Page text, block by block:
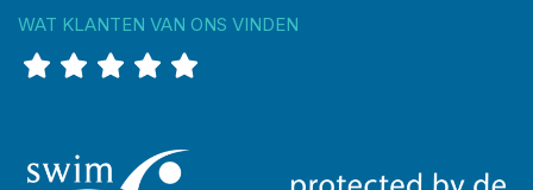
WAT KLANTEN VAN ONS VINDEN